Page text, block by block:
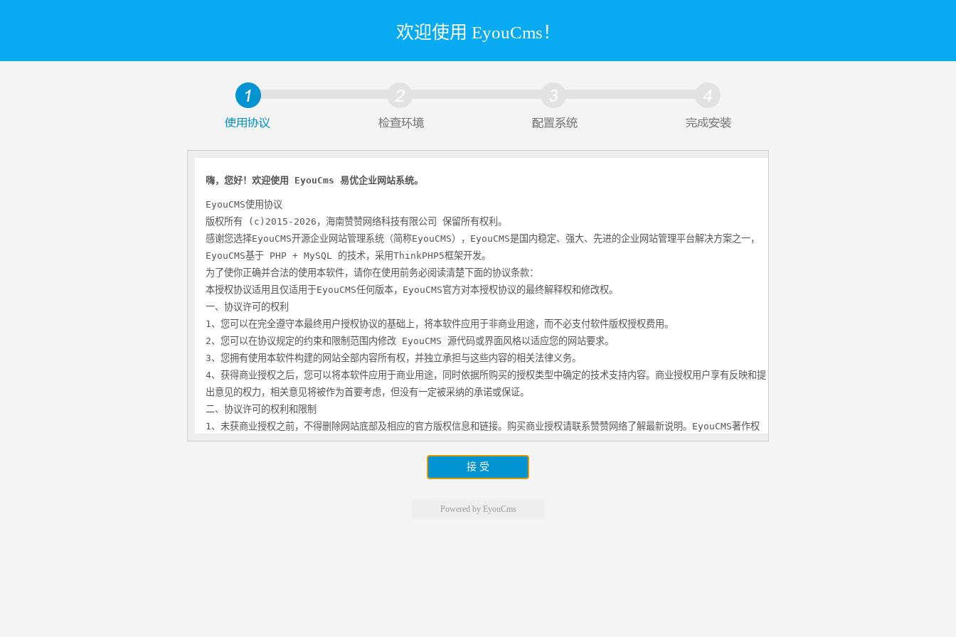
欢迎使用 EyouCms！
嗨，您好！欢迎使用 EyouCms 易优企业网站系统。
EyouCMS使用协议
版权所有 (c)2015-2026，海南赞赞网络科技有限公司 保留所有权利。
感谢您选择EyouCMS开源企业网站管理系统（简称EyouCMS），EyouCMS是国内稳定、强大、先进的企业网站管理平台解决方案之一，
EyouCMS基于 PHP + MySQL 的技术，采用ThinkPHP5框架开发。
为了使你正确并合法的使用本软件，请你在使用前务必阅读清楚下面的协议条款：
本授权协议适用且仅适用于EyouCMS任何版本，EyouCMS官方对本授权协议的最终解释权和修改权。
一、协议许可的权利
1、您可以在完全遵守本最终用户授权协议的基础上，将本软件应用于非商业用途，而不必支付软件版权授权费用。
2、您可以在协议规定的约束和限制范围内修改 EyouCMS 源代码或界面风格以适应您的网站要求。
3、您拥有使用本软件构建的网站全部内容所有权，并独立承担与这些内容的相关法律义务。
4、获得商业授权之后，您可以将本软件应用于商业用途，同时依据所购买的授权类型中确定的技术支持内容。商业授权用户享有反映和提
出意见的权力，相关意见将被作为首要考虑，但没有一定被采纳的承诺或保证。
二、协议许可的权利和限制
1、未获商业授权之前，不得删除网站底部及相应的官方版权信息和链接。购买商业授权请联系赞赞网络了解最新说明。EyouCMS著作权
已在中华人民共和国国家版权局注册(中国国家版权局著作权登记号)，著作权受到法律和国际公约保护。
2、未经官方许可，不得对本软件或与之关联的商业授权进行出租、出售、抵押或发放子许可证。
3、不管你的网站是否整体使用 EyouCMS ，还是部份栏目使用 EyouCMS，在你使用了 EyouCMS 的网站主页上必须加上 EyouCMS
4、未经官方许可，禁止在 EyouCMS 的整体或任何部分基础上以发展任何派生版本、修改版本或第三方版本用于重新分发。
接 受
Powered by EyouCms